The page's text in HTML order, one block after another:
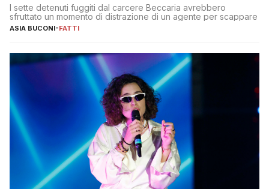
I sette detenuti fuggiti dal carcere Beccaria avrebbero
sfruttato un momento di distrazione di un agente per scappare
ASIA BUCONI-FATTI